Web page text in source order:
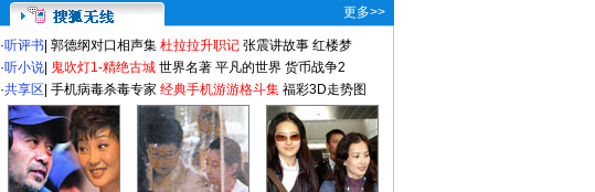
更多>>
·听评书 郭德纲对口相声集 杜拉拉升职记 张震讲故事 红楼梦
·听小说 鬼吹灯1-精绝古城 世界名著 平凡的世界 货币战争2
·共享区 手机病毒杀毒专家 经典手机游游格斗集 福彩3D走势图